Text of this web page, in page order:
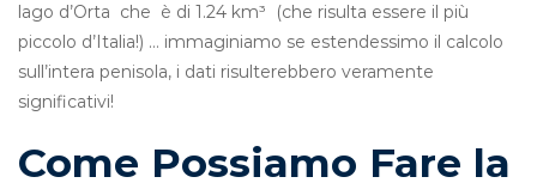
lago d’Orta che è di 1.24 km³ (che risulta essere il più
piccolo d’Italia!) … immaginiamo se estendessimo il calcolo
sull’intera penisola, i dati risulterebbero veramente
significativi!
Come Possiamo Fare la